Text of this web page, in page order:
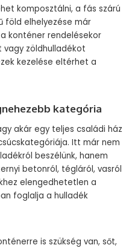
komposztálni, a fás szárú
föld elhelyezése már
konténer rendelésekor
vagy zöldhulladékot
kezelése eltérhet a
kategória
akár egy teljes családi ház
Itt már nem
beszélünk, hanem
betonról, tégláról, vasról
elengedhetetlen a
foglalja a hulladék
is szükség van, sőt,